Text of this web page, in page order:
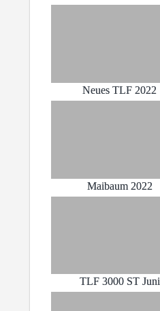
Neues TLF 2022
Maibaum 2022
TLF 3000 ST Juni